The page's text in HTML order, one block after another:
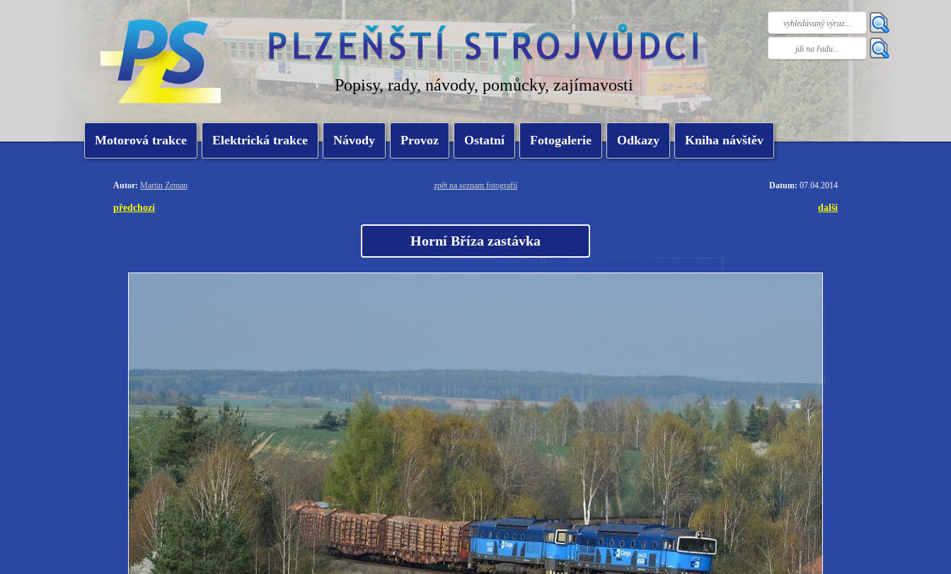
Popisy, rady, návody, pomůcky, zajímavosti
Motorová trakce Elektrická trakce Návody Provoz Ostatní Fotogalerie Odkazy Kniha návštěv
zpět na seznam fotografií
Autor: Martin Zeman
předchozí
Datum: 07.04.2014
další
Horní Bříza zastávka